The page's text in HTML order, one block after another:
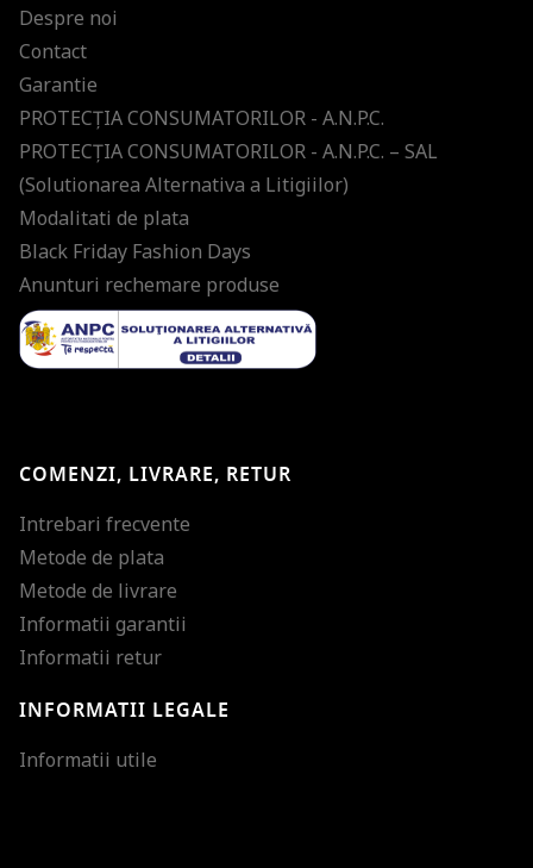
Despre noi
Contact
Garantie
PROTECŢIA CONSUMATORILOR - A.N.P.C.
PROTECŢIA CONSUMATORILOR - A.N.P.C. – SAL
(Solutionarea Alternativa a Litigiilor)
Modalitati de plata
Black Friday Fashion Days
Anunturi rechemare produse
COMENZI, LIVRARE, RETUR
Intrebari frecvente
Metode de plata
Metode de livrare
Informatii garantii
Informatii retur
INFORMATII LEGALE
Informatii utile